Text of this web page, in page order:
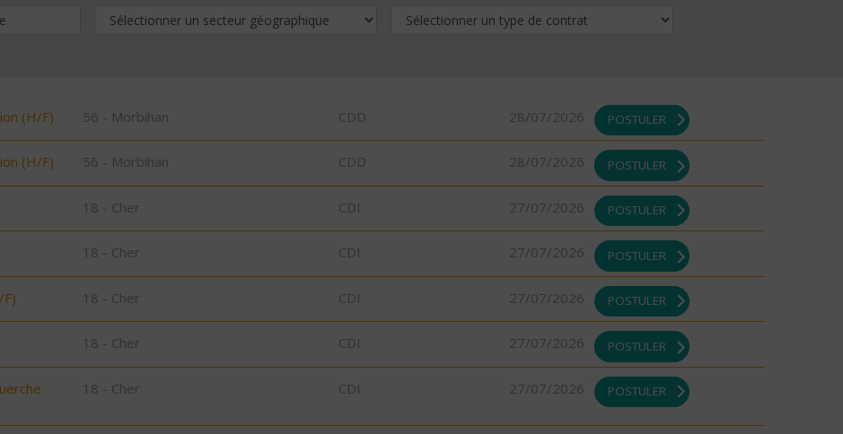
(H/F) 56 - Morbihan CDD 28/07/2026 POSTULER
(H/F) 56 - Morbihan CDD 28/07/2026 POSTULER
18 - Cher CDI 27/07/2026 POSTULER
18 - Cher CDI 27/07/2026 POSTULER
18 - Cher CDI 27/07/2026 POSTULER
18 - Cher CDI 27/07/2026 POSTULER
18 - Cher CDI 27/07/2026 POSTULER